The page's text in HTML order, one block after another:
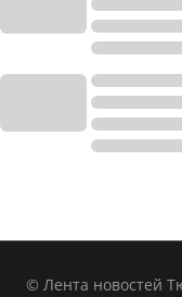
© Лента новостей